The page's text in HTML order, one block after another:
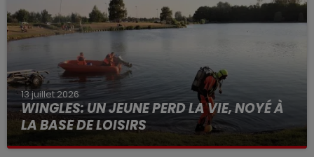
13 juillet 2026
WINGLES: UN JEUNE PERD LA VIE, NOYÉ À
LA BASE DE LOISIRS
La victime a coulé à pic